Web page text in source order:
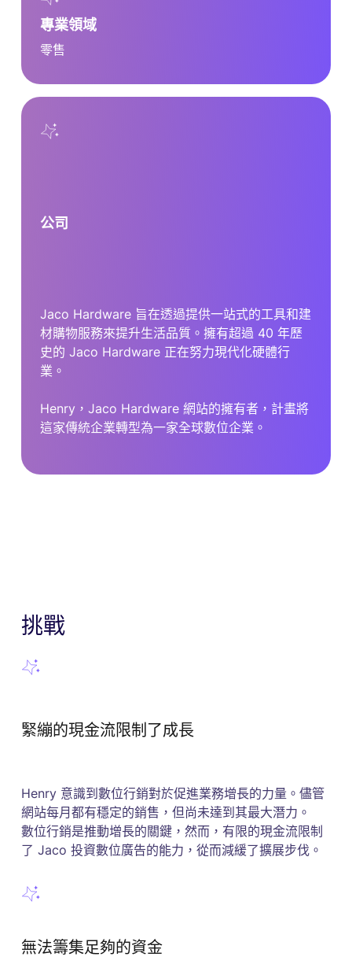
專業領域
零售
公司
Jaco Hardware 旨在透過提供一站式的工具和建
材購物服務來提升生活品質。擁有超過 40 年歷
史的 Jaco Hardware 正在努力現代化硬體行
業。
Henry，Jaco Hardware 網站的擁有者，計畫將
這家傳統企業轉型為一家全球數位企業。
挑戰
緊繃的現金流限制了成長
Henry 意識到數位行銷對於促進業務增長的力量。儘管
網站每月都有穩定的銷售，但尚未達到其最大潛力。
數位行銷是推動增長的關鍵，然而，有限的現金流限制
了 Jaco 投資數位廣告的能力，從而減緩了擴展步伐。
無法籌集足夠的資金